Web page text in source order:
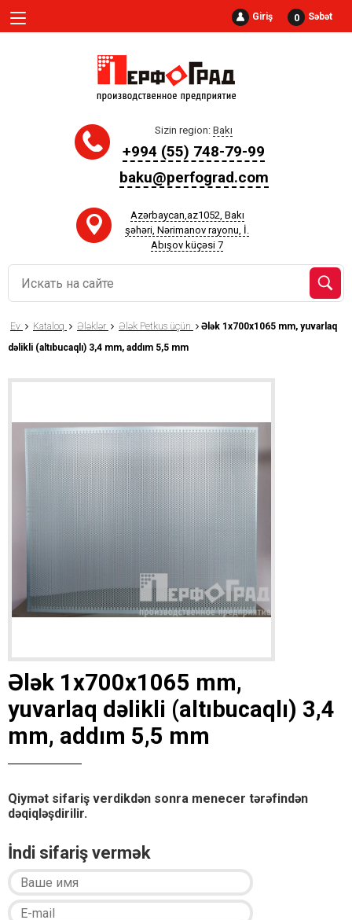
Giriş 0 Səbət
Sizin region: Bakı
+994 (55) 748-79-99
baku@perfograd.com
Azərbaycan,az1052, Bakı
şəhəri, Nərimanov rayonu, İ.
Abışov küçəsi 7
Ev Kataloq Ələklər Ələk Petkus üçün
Ələk 1x700x1065 mm, yuvarlaq
dəlikli (altıbucaqlı) 3,4 mm, addım 5,5 mm
Ələk 1x700x1065 mm,
yuvarlaq dəlikli (altıbucaqlı) 3,4
mm, addım 5,5 mm
Qiymət sifariş verdikdən sonra menecer tərəfindən
dəqiqləşdirilir.
İndi sifariş vermək